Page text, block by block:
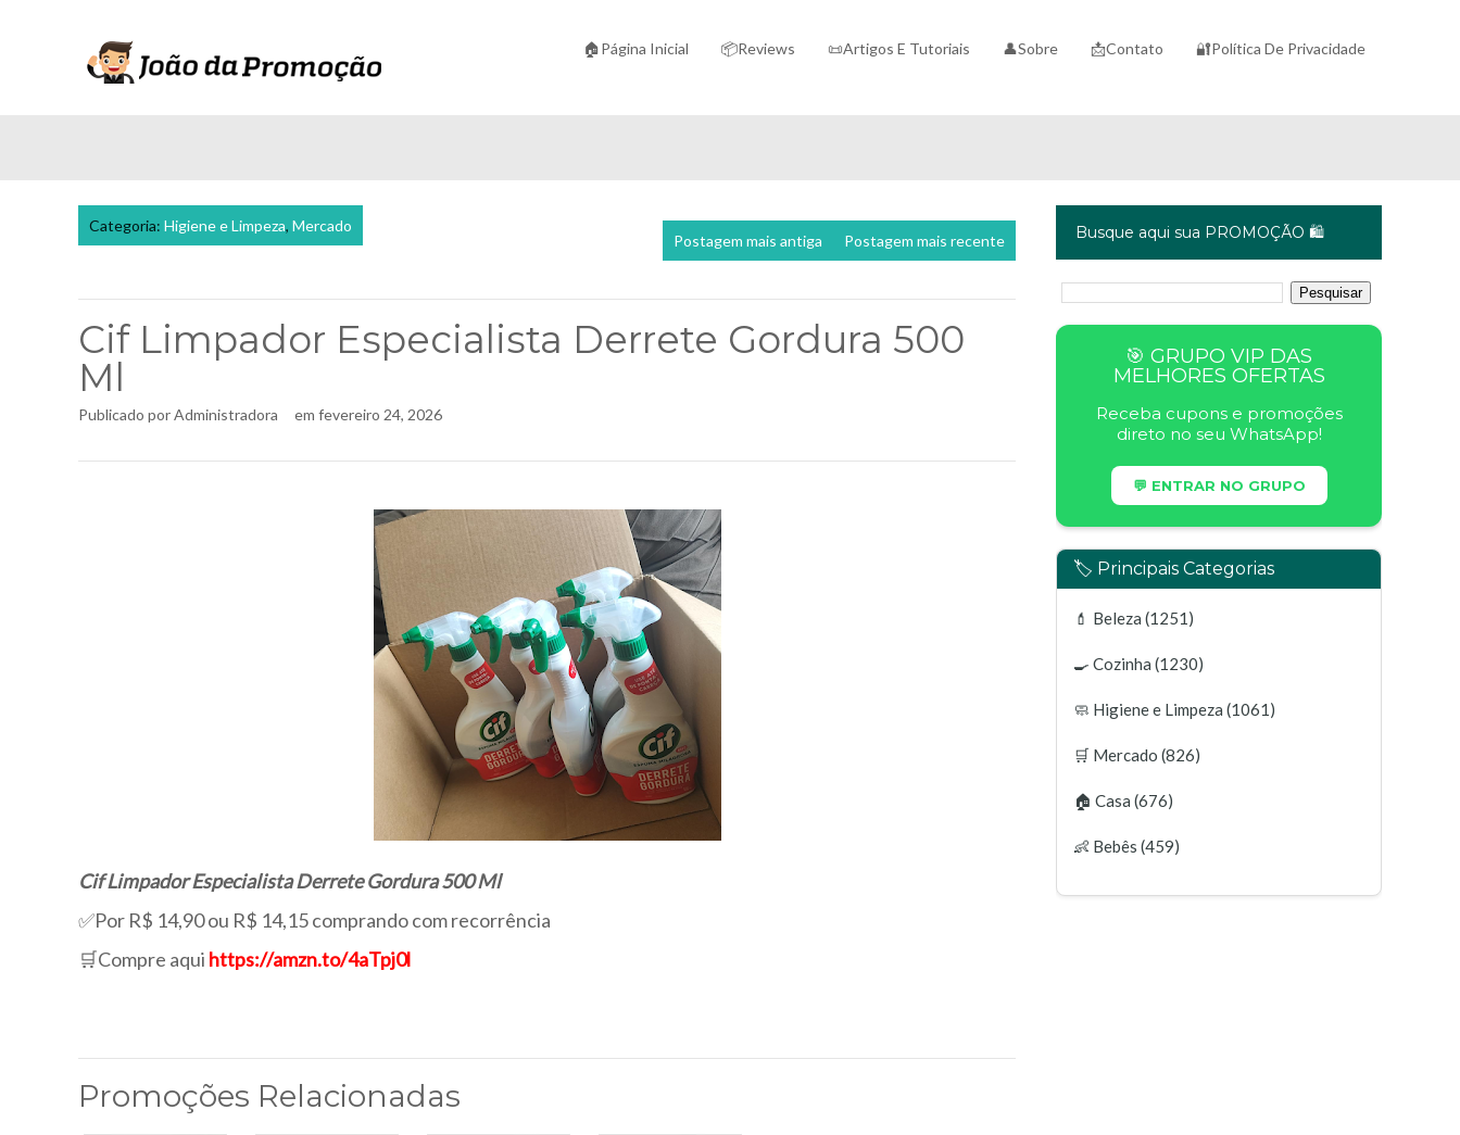
🏠Página Inicial 📦Reviews 📜Artigos E Tutoriais 👤Sobre 📩Contato 🔐Política De Privacidade
Categoria: Higiene e Limpeza, Mercado
Postagem mais recente
Postagem mais antiga
Cif Limpador Especialista Derrete Gordura 500
Ml
Publicado porAdministradora em fevereiro 24, 2026
Cif Limpador Especialista Derrete Gordura 500 Ml
✅Por R$ 14,90 ou R$ 14,15 comprando com recorrência
🛒Compre aqui https://amzn.to/4aTpj0l
Promoções Relacionadas
Busque aqui sua PROMOÇÃO 🛍️
🎯 GRUPO VIP DAS
MELHORES OFERTAS
Receba cupons e promoções
direto no seu WhatsApp!
💬 ENTRAR NO GRUPO
🏷️ Principais Categorias
💄 Beleza (1251)
🍳 Cozinha (1230)
🧼 Higiene e Limpeza (1061)
🛒 Mercado (826)
🏠 Casa (676)
👶 Bebês (459)